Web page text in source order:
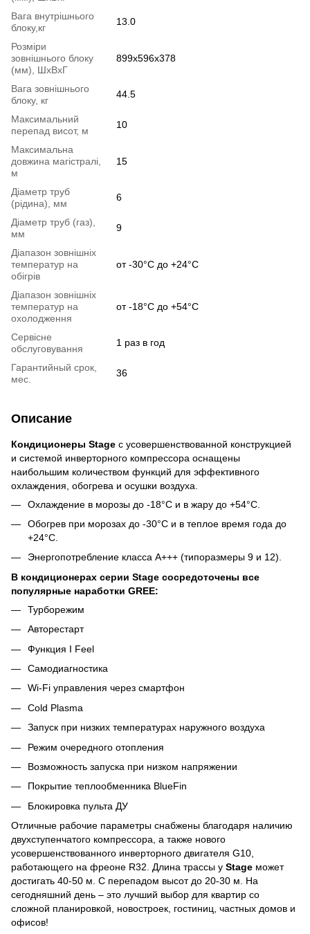
Вага внутрішнього
блоку,кг
13.0
Розміри
зовнішнього блоку
(мм), ШхВхГ
899x596x378
Вага зовнішнього
блоку, кг
44.5
Максимальний
перепад висот, м
10
Максимальна
довжина магістралі,
м
15
Діаметр труб
(рідина), мм
6
Діаметр труб (газ),
мм
9
Діапазон зовнішніх
температур на
обігрів
от -30°C до +24°C
Діапазон зовнішніх
температур на
охолодження
от -18°C до +54°C
Сервісне
обслуговування
1 раз в год
Гарантийный срок,
мес.
36
Описание
Кондиционеры Stage с усовершенствованной конструкцией
и системой инверторного компрессора оснащены
наибольшим количеством функций для эффективного
охлаждения, обогрева и осушки воздуха.
Охлаждение в морозы до -18°С и в жару до +54°С.
Обогрев при морозах до -30°С и в теплое время года до
+24°С.
Энергопотребление класса А+++ (типоразмеры 9 и 12).
В кондиционерах серии Stage сосредоточены все
популярные наработки GREE:
Турборежим
Авторестарт
Функция I Feel
Самодиагностика
Wi-Fi управления через смартфон
Cold Plasma
Запуск при низких температурах наружного воздуха
Режим очередного отопления
Возможность запуска при низком напряжении
Покрытие теплообменника BlueFin
Блокировка пульта ДУ
Отличные рабочие параметры снабжены благодаря наличию
двухступенчатого компрессора, а также нового
усовершенствованного инверторного двигателя G10,
работающего на фреоне R32. Длина трассы у Stage может
достигать 40-50 м. С перепадом высот до 20-30 м. На
сегодняшний день – это лучший выбор для квартир со
сложной планировкой, новостроек, гостиниц, частных домов и
офисов!